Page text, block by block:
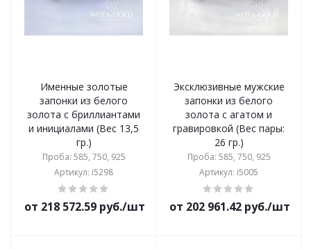
Именные золотые
запонки из белого
золота с бриллиантами
и инициалами (Вес 13,5
гр.)
Проба: 585, 750, 925
Артикул: i5298
от 218 572.59 руб./шт
Эксклюзивные мужские
запонки из белого
золота с агатом и
гравировкой (Вес пары:
26 гр.)
Проба: 585, 750, 925
Артикул: i5005
от 202 961.42 руб./шт